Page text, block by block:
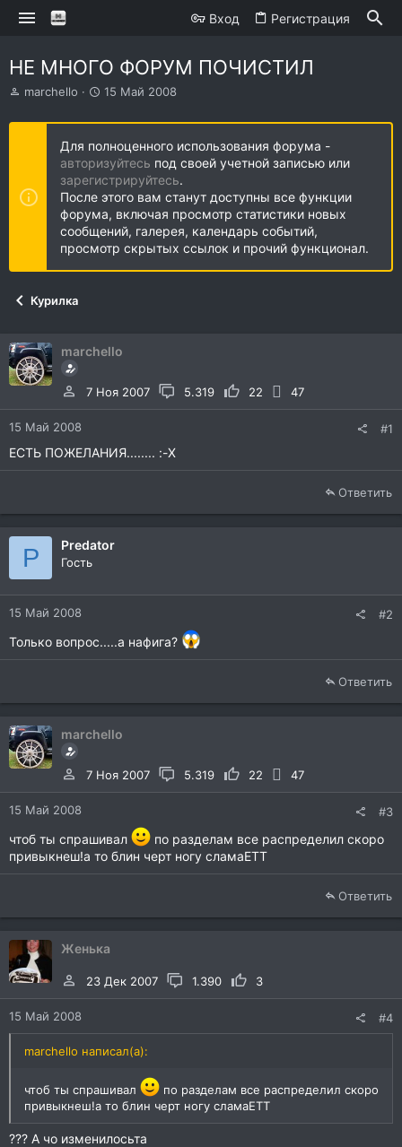
Вход Регистрация
НЕ МНОГО ФОРУМ ПОЧИСТИЛ
А
т
е
м
marchello
Д
т
н
а
ч
а
л
а
15 Май 2008
Для полноценного использования форума -
авторизуйтесь под своей учетной записью или
зарегистрируйтесь.
После этого вам станут доступны все функции
форума, включая просмотр статистики новых
сообщений, галерея, календарь событий,
просмотр скрытых ссылок и прочий функционал.
Курилка
marchello
7 Ноя 2007 5.319 22 47
15 Май 2008 #1
ЕСТЬ ПОЖЕЛАНИЯ........ :-X
Ответить
P Predator
Гость
15 Май 2008 #2
Только вопрос.....а нафига?
Ответить
marchello
7 Ноя 2007 5.319 22 47
15 Май 2008 #3
чтоб ты спрашивал
по разделам все распределил скоро
привыкнеш!а то блин черт ногу сламаЕТТ
Ответить
Женька
23 Дек 2007 1.390 3
15 Май 2008 #4
marchello написал(а):
чтоб ты спрашивал
по разделам все распределил скоро
привыкнеш!а то блин черт ногу сламаЕТТ
??? А чо изменилосьта